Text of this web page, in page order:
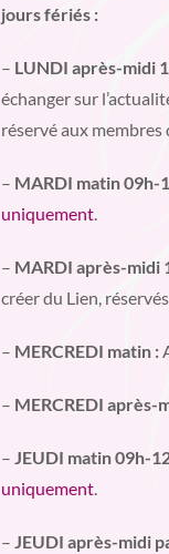
jours fériés :
– LUNDI après-midi
échanger sur
réservé aux membres
– MARDI matin 09h-
uniquement
– MARDI après-midi
créer du Lien,
– MERCREDI matin :
– MERCREDI après-
– JEUDI matin 09h-
uniquement
– JEUDI après-midi